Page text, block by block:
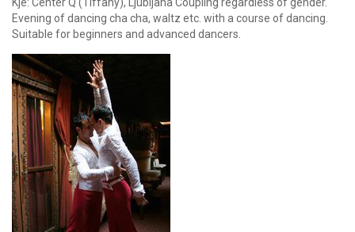
Evening of dancing cha cha, waltz etc. with a course of dancing.
Suitable for beginners and advanced dancers.